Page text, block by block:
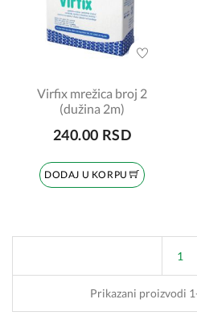
Virfix mrežica broj 2
(dužina 2m)
240.00 RSD
DODAJ U KORPU
1
Prikazani proizvodi